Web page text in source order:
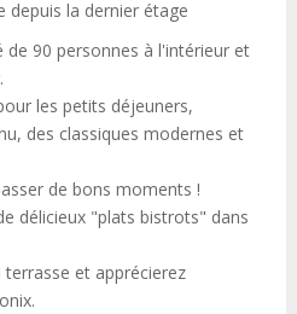
depuis la dernier étage
90 personnes à l'intérieur et
les petits déjeuners,
des classiques modernes et
de bons moments !
délicieux "plats bistrots" dans
terrasse et apprécierez